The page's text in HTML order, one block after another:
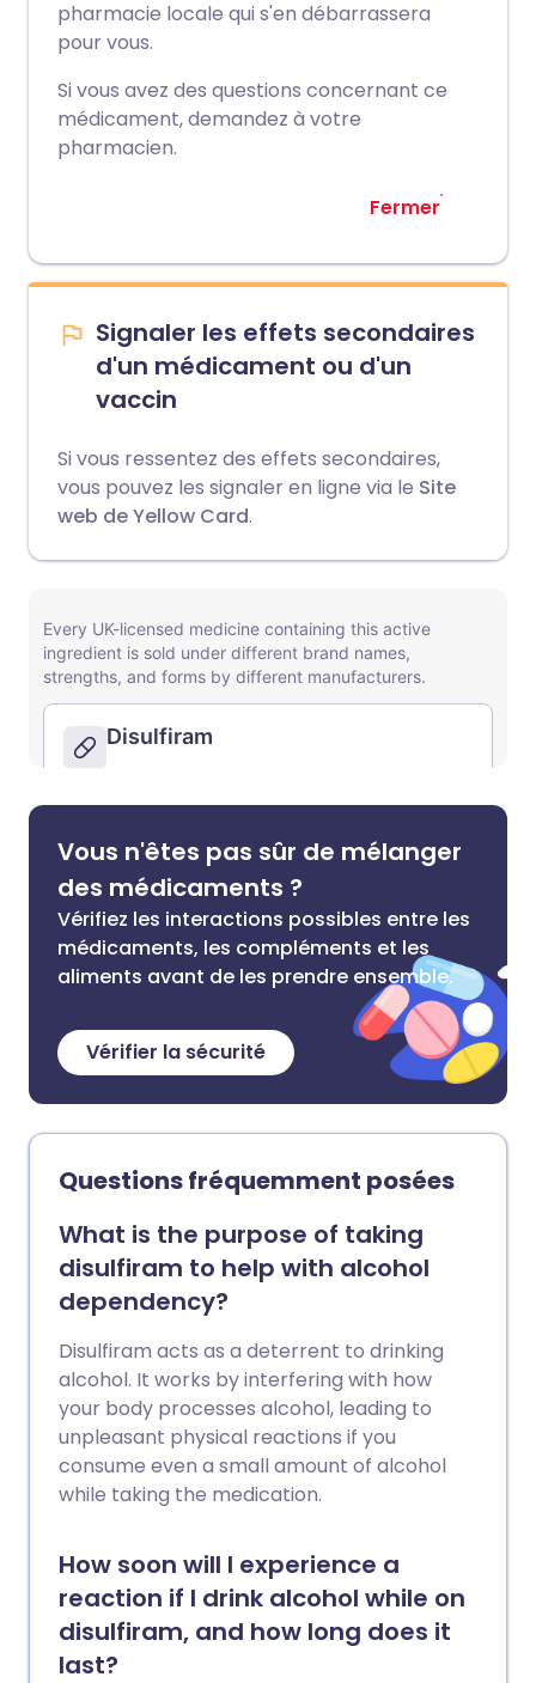
pharmacie locale qui s'en débarrassera
pour vous.
Si vous avez des questions concernant ce
médicament, demandez à votre
pharmacien.
Fermer
Signaler les effets secondaires
d'un médicament ou d'un
vaccin
Si vous ressentez des effets secondaires,
vous pouvez les signaler en ligne via le Site
web de Yellow Card.
Vous n'êtes pas sûr de mélanger
des médicaments ?
Vérifiez les interactions possibles entre les
médicaments, les compléments et les
aliments avant de les prendre ensemble.
Vérifier la sécurité
Questions fréquemment posées
What is the purpose of taking
disulfiram to help with alcohol
dependency?
Disulfiram acts as a deterrent to drinking
alcohol. It works by interfering with how
your body processes alcohol, leading to
unpleasant physical reactions if you
consume even a small amount of alcohol
while taking the medication.
How soon will I experience a
reaction if I drink alcohol while on
disulfiram, and how long does it
last?